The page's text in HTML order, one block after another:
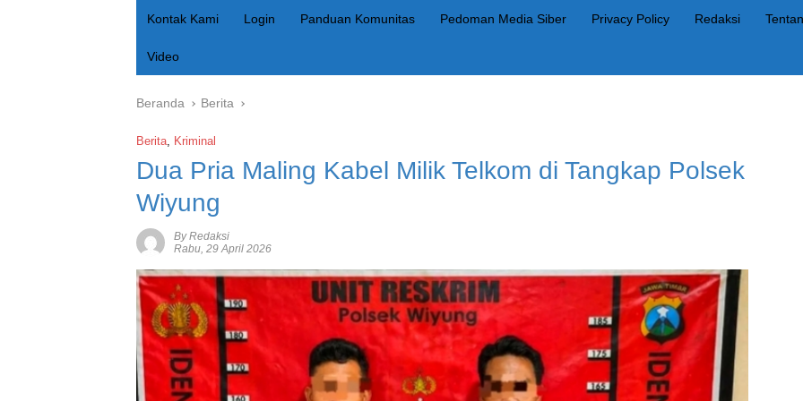
Kontak Kami Login Panduan Komunitas Pedoman Media Siber Privacy Policy Redaksi
Video
Beranda Berita
Berita, Kriminal
Dua Pria Maling Kabel Milik Telkom di Tangkap Polsek
Wiyung
By Redaksi
Rabu, 29 April 2026